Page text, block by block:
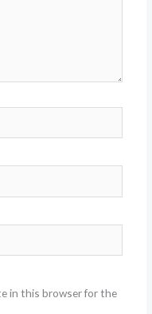
in this browser for the